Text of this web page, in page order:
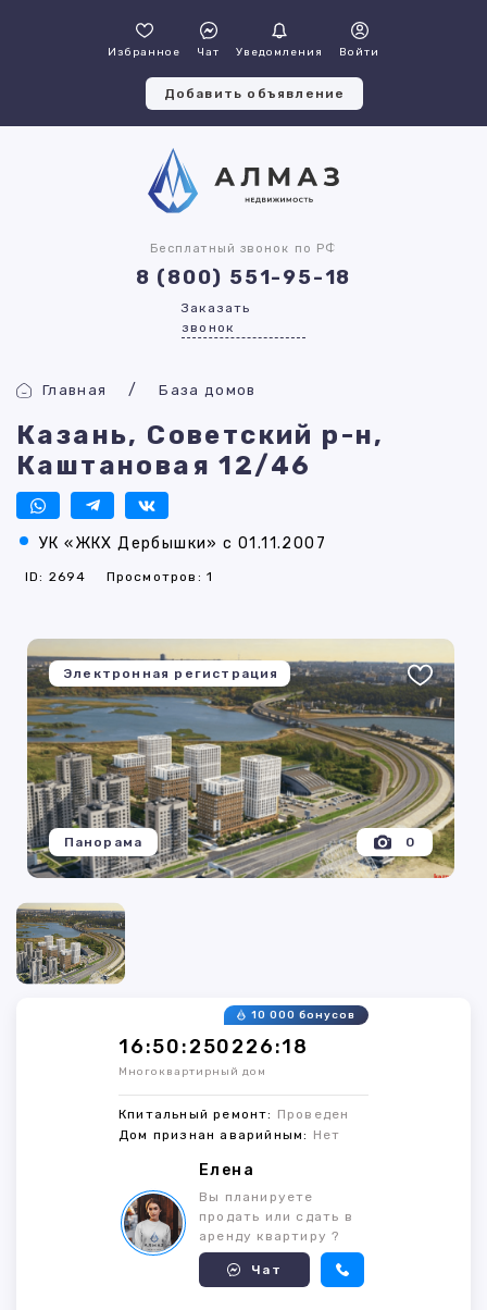
Избранное Чат Уведомления Войти
Добавить объявление
Бесплатный звонок по РФ
8 (800) 551-95-18
Заказать
звонок
Главная База домов
Казань, Советский р-н,
Каштановая 12/46
УК «ЖКХ Дербышки» с 01.11.2007
ID: 2694 Просмотров: 1
Электронная регистрация
0
Панорама
16:50:250226:18
10 000 бонусов
Многоквартирный дом
Кпитальный ремонт: Проведен
Дом признан аварийным: Нет
Елена
Вы планируете
продать или сдать в
аренду квартиру ?
Чат